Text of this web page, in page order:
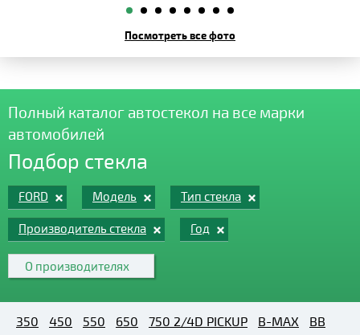
Посмотреть все фото
Полный каталог автостекол на все марки
автомобилей
Подбор стекла
FORD Модель Тип стекла
Производитель стекла Год
О производителях
350 450 550 650 750 2/4D PICKUP B-MAX
BB